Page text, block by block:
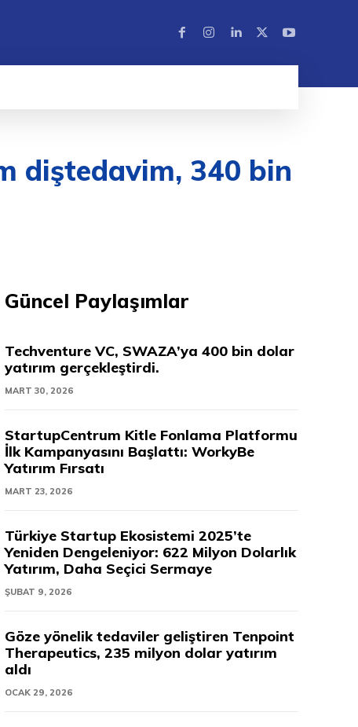
diştedavim, 340 bin
Güncel Paylaşımlar
Techventure VC, SWAZA’ya 400 bin dolar
yatırım gerçekleştirdi.
MART 30, 2026
StartupCentrum Kitle Fonlama Platformu
İlk Kampanyasını Başlattı: WorkyBe
Yatırım Fırsatı
MART 23, 2026
Türkiye Startup Ekosistemi 2025’te
Yeniden Dengeleniyor: 622 Milyon Dolarlık
Yatırım, Daha Seçici Sermaye
ŞUBAT 9, 2026
Göze yönelik tedaviler geliştiren Tenpoint
Therapeutics, 235 milyon dolar yatırım
aldı
OCAK 29, 2026